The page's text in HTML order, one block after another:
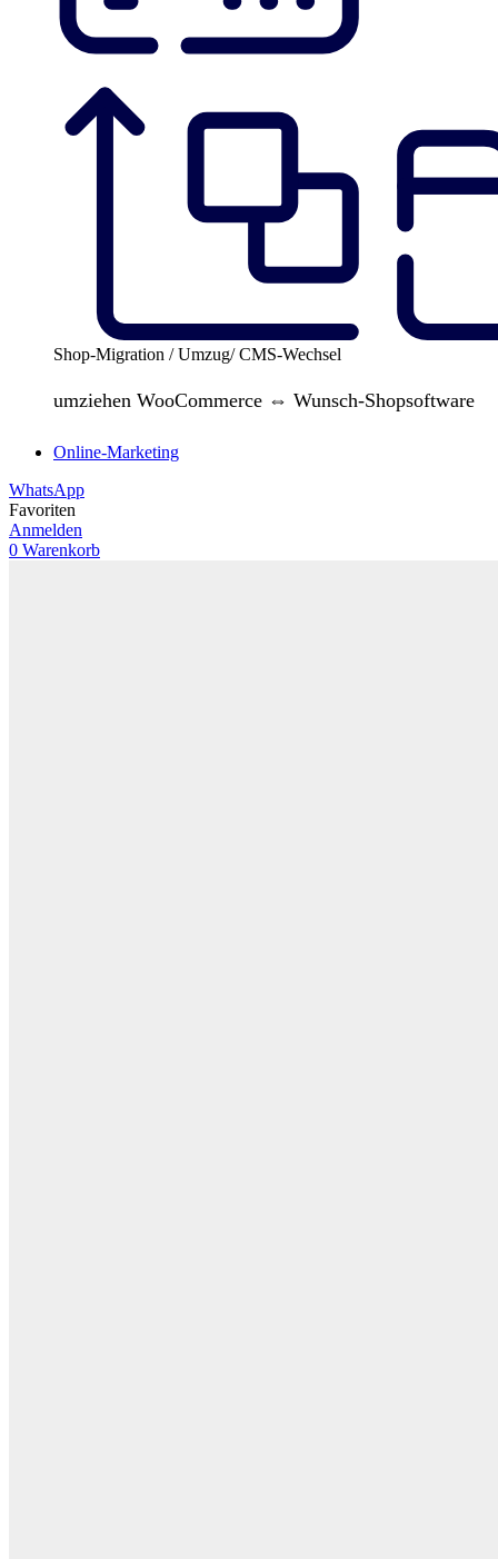
Shop-Migration / Umzug/ CMS-Wechsel
umziehen WooCommerce ⇔ Wunsch-Shopsoftware
Online-Marketing
WhatsApp
Favoriten
Anmelden
0 Warenkorb